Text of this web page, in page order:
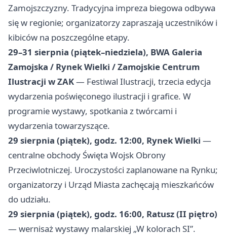
Zamojszczyzny. Tradycyjna impreza biegowa odbywa
się w regionie; organizatorzy zapraszają uczestników i
kibiców na poszczególne etapy.
29–31 sierpnia (piątek–niedziela), BWA Galeria
Zamojska / Rynek Wielki / Zamojskie Centrum
Ilustracji w ZAK— Festiwal Ilustracji, trzecia edycja
wydarzenia poświęconego ilustracji i grafice. W
programie wystawy, spotkania z twórcami i
wydarzenia towarzyszące.
29 sierpnia (piątek), godz. 12:00, Rynek Wielki —
centralne obchody Święta Wojsk Obrony
Przeciwlotniczej. Uroczystości zaplanowane na Rynku;
organizatorzy i Urząd Miasta zachęcają mieszkańców
do udziału.
29 sierpnia (piątek), godz. 16:00, Ratusz (II piętro)
— wernisaż wystawy malarskiej „W kolorach SI”.